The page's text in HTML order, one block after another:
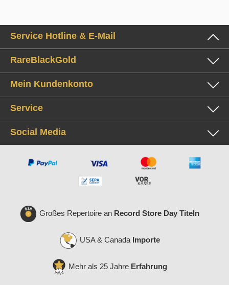
Service Hotline & E-Mail
RareBlackGold
Mein Kundenkonto
Service
Social Media
Großes Repertoire an Record Store Day Titeln
USA & Canada Importe
Mehr als 25 Jahre Erfahrung